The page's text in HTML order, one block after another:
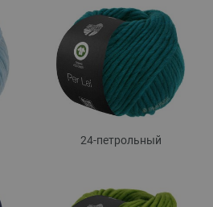
24-петрольный